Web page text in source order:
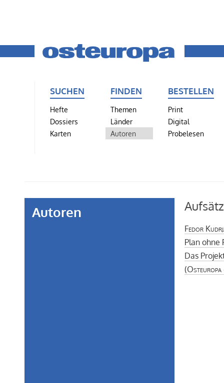
SUCHEN
Hefte
Dossiers
Karten
FINDEN
Themen
Länder
Autoren
BESTELLEN
Print
Digital
Probelesen
Autoren
Fedor
Plan ohne
Das
(Osteuropa